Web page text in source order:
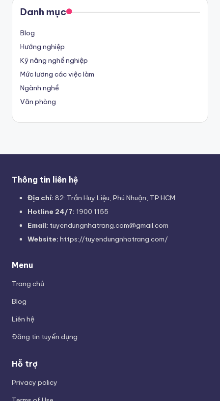
Danh mục
Blog
Hướng nghiệp
Kỹ năng nghề nghiệp
Mức lương các việc làm
Ngành nghề
Văn phòng
Thông tin liên hệ
Địa chỉ: 82: Trần Huy Liệu, Phú Nhuận, TP.HCM
Hotline 24/7: 1900 1155
Email: tuyendungnhatrang.com@gmail.com
Website: https://tuyendungnhatrang.com/
Menu
Trang chủ
Blog
Liên hệ
Đăng tin tuyển dụng
Hỗ trợ
Privacy policy